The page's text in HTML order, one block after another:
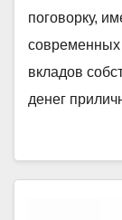
поговорку,
вкладов
денег